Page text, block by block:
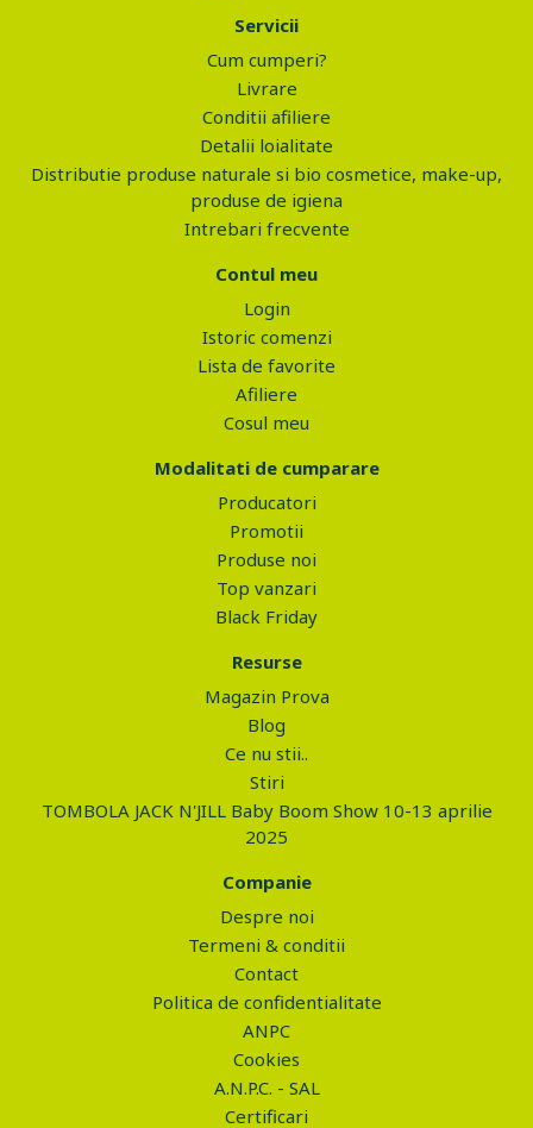
Servicii
Cum cumperi?
Livrare
Conditii afiliere
Detalii loialitate
Distributie produse naturale si bio cosmetice, make-up,
produse de igiena
Intrebari frecvente
Contul meu
Login
Istoric comenzi
Lista de favorite
Afiliere
Cosul meu
Modalitati de cumparare
Producatori
Promotii
Produse noi
Top vanzari
Black Friday
Resurse
Magazin Prova
Blog
Ce nu stii..
Stiri
TOMBOLA JACK N'JILL Baby Boom Show 10-13 aprilie
2025
Companie
Despre noi
Termeni & conditii
Contact
Politica de confidentialitate
ANPC
Cookies
A.N.P.C. - SAL
Certificari